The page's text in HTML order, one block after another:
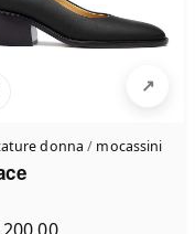
donna / mocassini